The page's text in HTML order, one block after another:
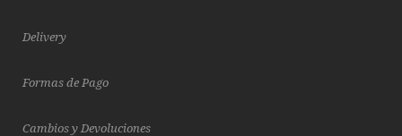
Delivery
Formas de Pago
Cambios y Devoluciones